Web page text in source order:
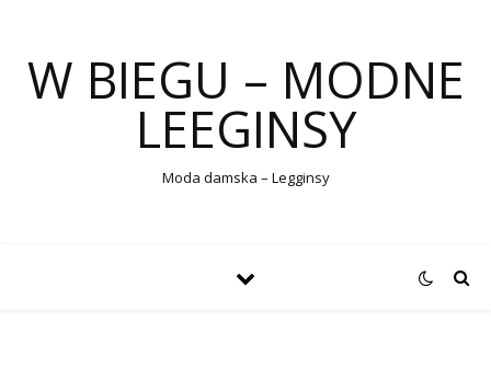
W BIEGU – MODNE
LEEGINSY
Moda damska – Legginsy